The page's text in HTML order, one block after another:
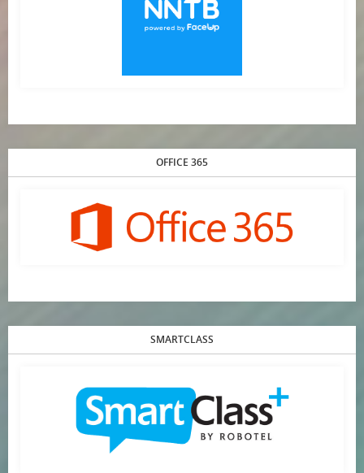
OFFICE 365
SMARTCLASS